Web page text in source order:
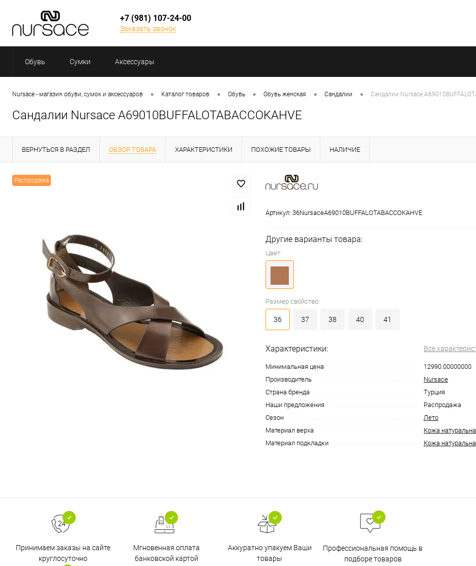
+7 (981) 107-24-00
Заказать звонок
Обувь Сумки Аксессуары
Nursace - магазин обуви, сумок и аксессуаров • Каталог товаров • Обувь • Обувь женская • Сандалии • Сандалии Nursace
Сандалии Nursace A69010BUFFALOTABACCOKAHVE
ВЕРНУТЬСЯ В РАЗДЕЛ ОБЗОР ТОВАРА ХАРАКТЕРИСТИКИ ПОХОЖИЕ ТОВАРЫ НАЛИЧИЕ
Распродажа
Артикул: 36NursaceA69010BUFFALOTABACCOKAHVE
Другие варианты товара:
Цвет:
Размер свойство:
36 37 38 40 41
Характеристики: Все
Минимальная цена
12990.00000000
Производитель
Nursace
Страна бренда
Турция
Наши предложения
Распродажа
Сезон
Лето
Материал верха
Кожа
Материал подкладки
Кожа
Принимаем заказы на сайте
круглосуточно
Мгновенная оплата
банковской картой
Аккуратно упакуем Ваши
товары
Профессиональная помощь в
подборе товаров